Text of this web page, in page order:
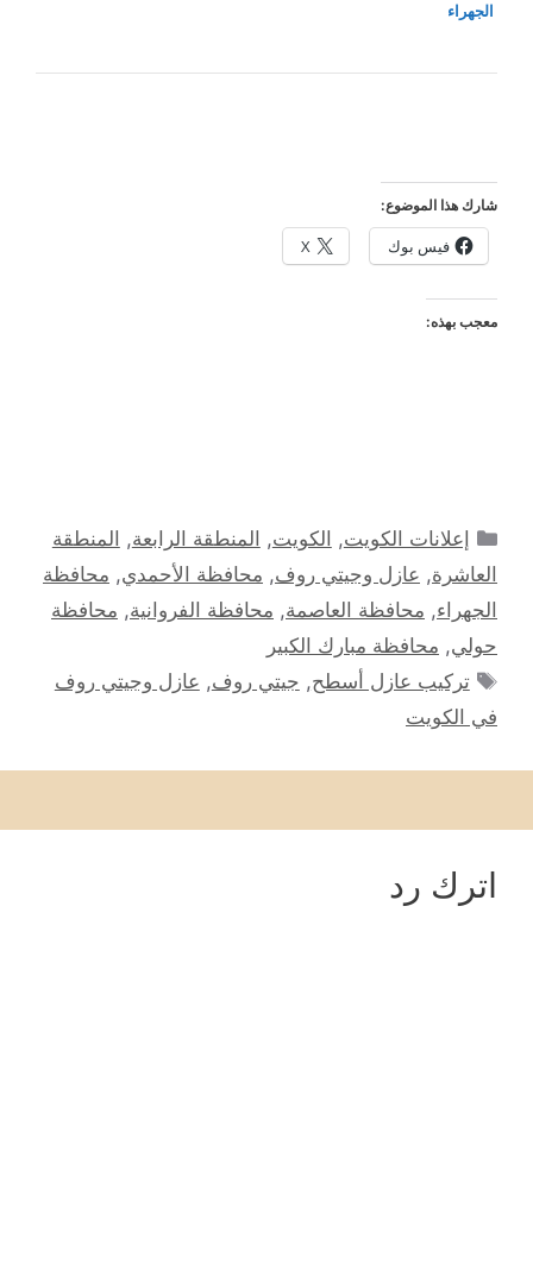
الجهراء
شارك هذا الموضوع:
فيس بوك X
معجب بهذه:
التصنيفات
إعلانات الكويت, الكويت, المنطقة الرابعة, المنطقة
العاشرة, عازل وجيتي روف, محافظة الأحمدي, محافظة
الجهراء, محافظة العاصمة, محافظة الفروانية, محافظة
حولي, محافظة مبارك الكبير
الوسوم
تركيب عازل أسطح, جيتي روف, عازل وجيتي روف
في الكويت
اترك رد